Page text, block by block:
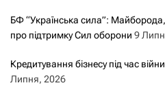
БФ “Українська сила”:
про підтримку Сил оборони 9
Кредитування бізнесу під час
Липня, 2026